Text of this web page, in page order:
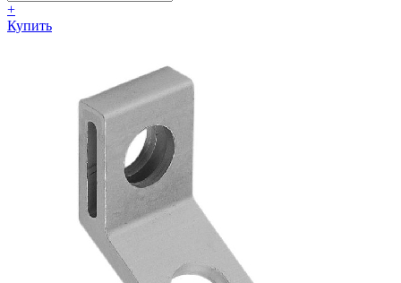
+
Купить